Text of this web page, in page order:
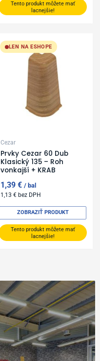
Tento produkt môžete mať
lacnejšie!
LEN NA ESHOPE
Cezar
Prvky Cezar 60 Dub
Klasický 135 – Roh
vonkajší + KRAB
1,39€ bal
1,13€ bez DPH
Tento produkt môžete mať
lacnejšie!
ZOBRAZIŤ PRODUKT